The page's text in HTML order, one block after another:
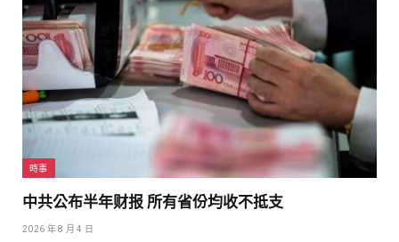
時事
中共公布半年财报 所有省份均收不抵支
2026 年 8 月 4 日